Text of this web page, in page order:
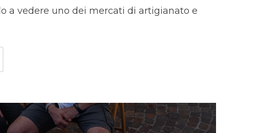
a vedere uno dei mercati di artigianato e